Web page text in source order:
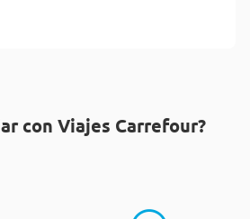
con Viajes Carrefour?